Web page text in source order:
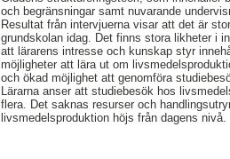
och begränsningar samt nuvarande
Resultat från intervjuerna visar att det är
grundskolan idag. Det finns stora likheter i
att lärarens intresse och kunskap styr
möjligheter att lära ut om
och ökad möjlighet att genomföra
Lärarna anser att studiebesök hos
flera. Det saknas resurser och
livsmedelsproduktion höjs från dagens nivå.